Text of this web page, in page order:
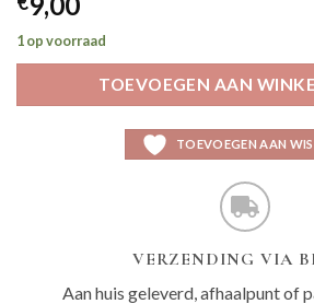
1 op voorraad
TOEVOEGEN AAN
TOEVOEGEN AAN
VERZENDING VIA
Aan huis geleverd, afhaalpunt of